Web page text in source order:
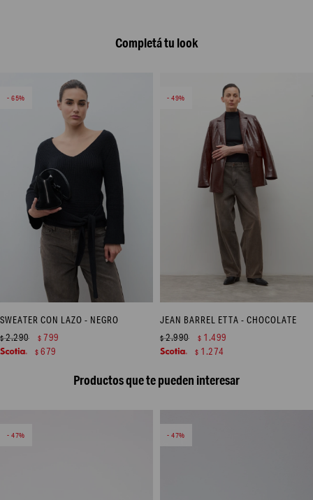
Completá tu look
65
SWEATER CON LAZO - NEGRO
$2.290 $ 799
$ 679
49
JEAN BARREL ETTA - CHOCOLATE
$2.990 $ 1.499
$ 1.274
Productos que te pueden interesar
47 47